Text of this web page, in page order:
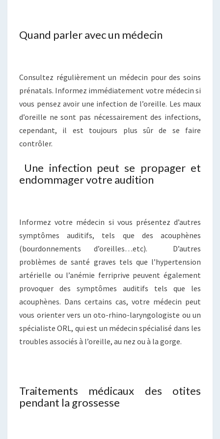
Quand parler avec un médecin
Consultez régulièrement un médecin pour des soins
prénatals. Informez immédiatement votre médecin si
vous pensez avoir une infection de l’oreille. Les maux
d’oreille ne sont pas nécessairement des infections,
cependant, il est toujours plus sûr de se faire
contrôler.
Une infection peut se propager et
endommager votre audition
Informez votre médecin si vous présentez d’autres
symptômes auditifs, tels que des acouphènes
(bourdonnements d’oreilles…etc). D’autres
problèmes de santé graves tels que l’hypertension
artérielle ou l’anémie ferriprive peuvent également
provoquer des symptômes auditifs tels que les
acouphènes. Dans certains cas, votre médecin peut
vous orienter vers un oto-rhino-laryngologiste ou un
spécialiste ORL, qui est un médecin spécialisé dans les
troubles associés à l’oreille, au nez ou à la gorge.
Traitements médicaux des otites
pendant la grossesse